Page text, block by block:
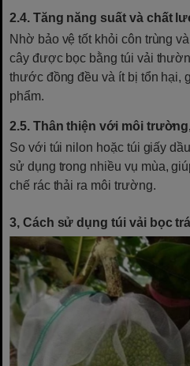
2.4. Tăng năng suất và chất
Nhờ bảo vệ tốt khỏi côn trùng
cây được bọc bằng túi vải
thước đồng đều và ít bị tổn hại,
phẩm.
2.5. Thân thiện với môi
So với túi nilon hoặc túi giấy
sử dụng trong nhiều vụ mùa,
chế rác thải ra môi trường.
3, Cách sử dụng túi vải bọc